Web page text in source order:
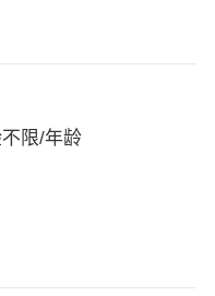
限/年龄